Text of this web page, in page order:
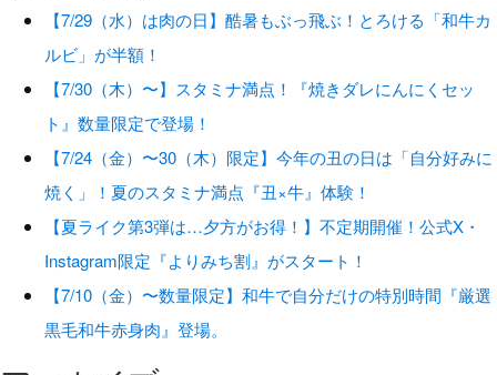
【7/29（水）は肉の日】酷暑もぶっ飛ぶ！とろける「和牛カ
ルビ」が半額！
【7/30（木）〜】スタミナ満点！『焼きダレにんにくセッ
ト』数量限定で登場！
【7/24（金）〜30（木）限定】今年の丑の日は「自分好みに
焼く」！夏のスタミナ満点『丑×牛』体験！
【夏ライク第3弾は…夕方がお得！】不定期開催！公式X・
Instagram限定『よりみち割』がスタート！
【7/10（金）〜数量限定】和牛で自分だけの特別時間『厳選
黒毛和牛赤身肉』登場。